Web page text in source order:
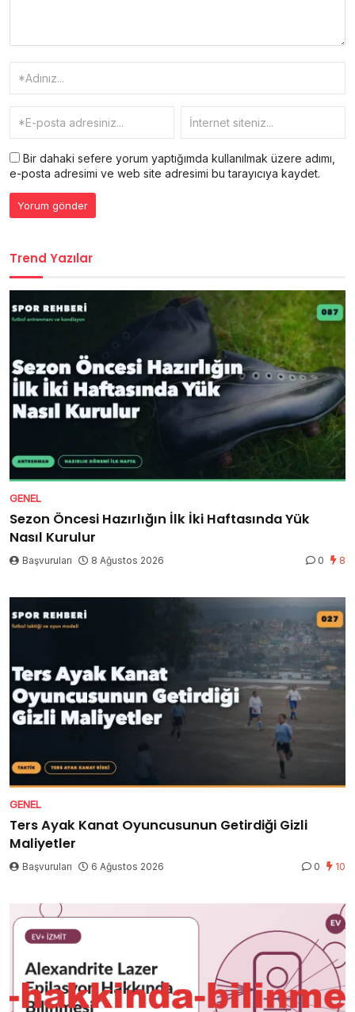
Bir dahaki sefere yorum yaptığımda kullanılmak üzere adımı,
e-posta adresimi ve web site adresimi bu tarayıcıya kaydet.
Trend Yazılar
GENEL
Sezon Öncesi Hazırlığın İlk İki Haftasında Yük
Nasıl Kurulur
Başvuruları 8 Ağustos 2026 0 8
GENEL
Ters Ayak Kanat Oyuncusunun Getirdiği Gizli
Maliyetler
Başvuruları 6 Ağustos 2026 0 10